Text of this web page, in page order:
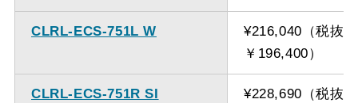
CLRL-ECS-751L W
¥216,040（税抜
￥196,400）
CLRL-ECS-751R SI
¥228,690（税抜